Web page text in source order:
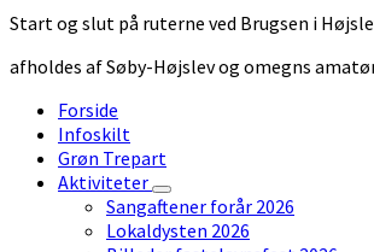
Start og slut på ruterne ved Brugsen i
afholdes af Søby-Højslev og omegns
Forside
Infoskilt
Grøn Trepart
Aktiviteter
Sangaftener forår 2026
Lokaldysten 2026